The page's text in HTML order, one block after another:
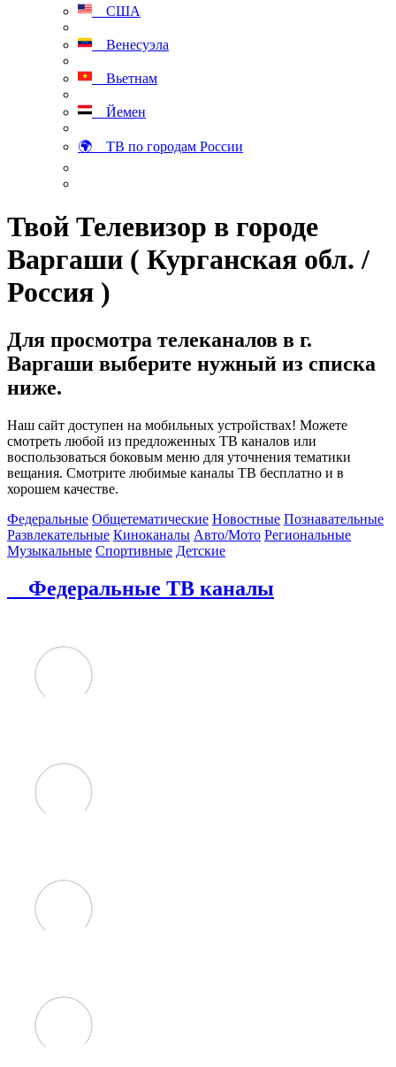
США
Венесуэла
Вьетнам
Йемен
🌍 ТВ по городам России
Твой Телевизор в городе
Варгаши ( Курганская обл. /
Россия )
Для просмотра телеканалов в г.
Варгаши выберите нужный из списка
ниже.
Наш сайт доступен на мобильных устройствах! Можете
смотреть любой из предложенных ТВ каналов или
воспользоваться боковым меню для уточнения тематики
вещания. Смотрите любимые каналы ТВ бесплатно и в
хорошем качестве.
Федеральные Общетематические Новостные Познавательные
Развлекательные Киноканалы Авто/Мото Региональные
Музыкальные Спортивные Детские
Федеральные ТВ каналы